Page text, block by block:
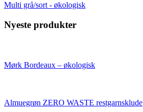
Multi grå/sort - økologisk
Nyeste produkter
Mørk Bordeaux – økologisk
Almuegrøn ZERO WASTE restgarnsklude